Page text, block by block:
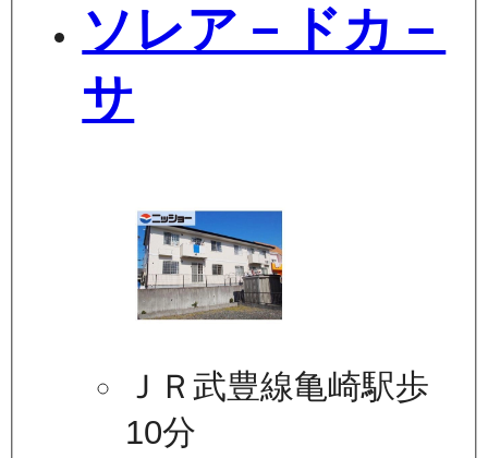
ソレア－ドカ－
サ
ＪＲ武豊線亀崎駅歩
10分